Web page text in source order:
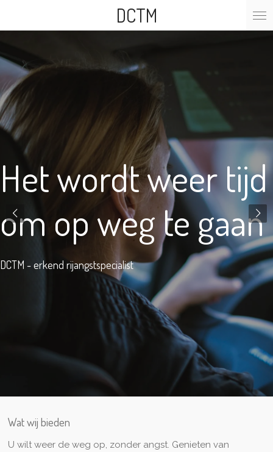
hoofdinhoud
DCTM
Het wordt weer tijd
om op weg te gaan
DCTM - erkend rijangstspecialist
Wat wij bieden
U wilt weer de weg op, zonder angst. Genieten van